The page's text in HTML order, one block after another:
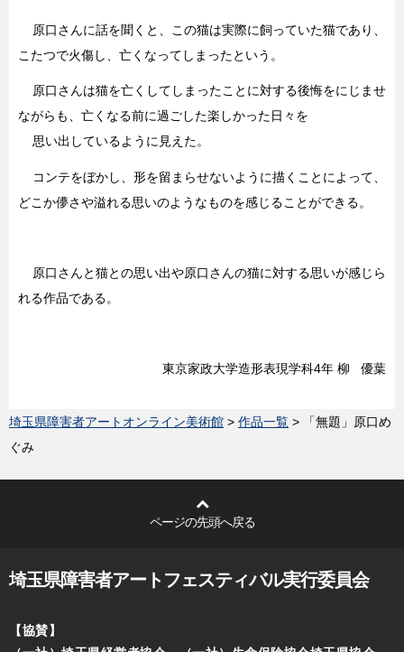
原口さんに話を聞くと、この猫は実際に飼っていた猫であり、
こたつで火傷し、亡くなってしまったという。
原口さんは猫を亡くしてしまったことに対する後悔をにじませ
ながらも、亡くなる前に過ごした楽しかった日々を
思い出しているように見えた。
コンテをぼかし、形を留まらせないように描くことによって、
どこか儚さや溢れる思いのようなものを感じることができる。
原口さんと猫との思い出や原口さんの猫に対する思いが感じら
れる作品である。
東京家政大学造形表現学科4年 柳 優葉
埼玉県障害者アートオンライン美術館 > 作品一覧 > 「無題」原口め
ぐみ
ページの先頭へ戻る
埼玉県障害者アートフェスティバル実行委員会
【協賛】